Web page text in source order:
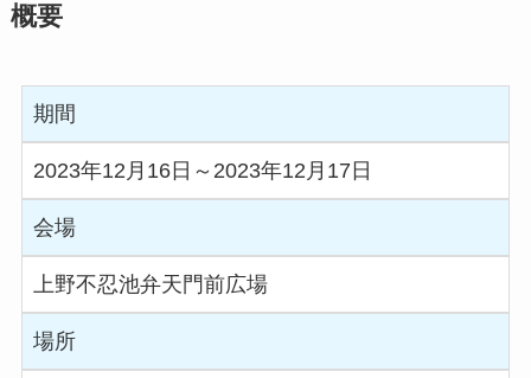
概要
期間
2023年12月16日～2023年12月17日
会場
上野不忍池弁天門前広場
場所